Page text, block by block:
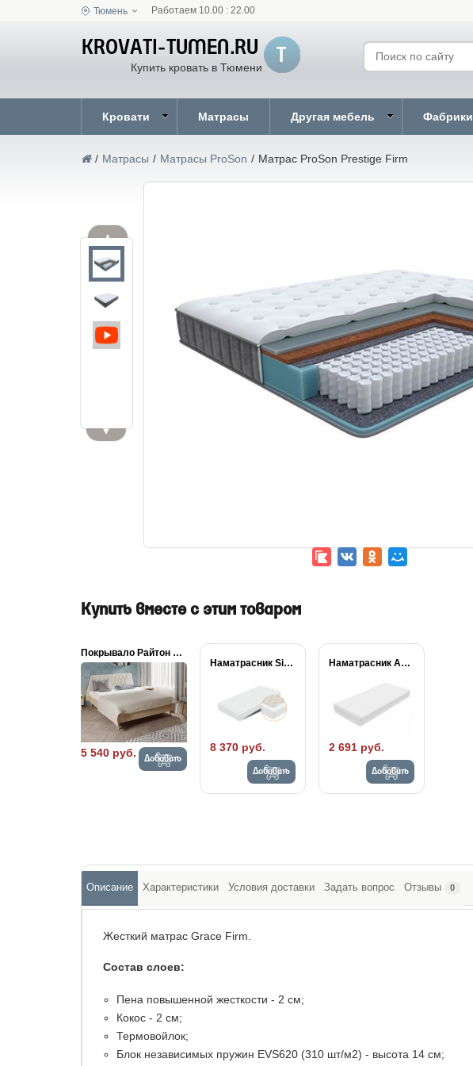
Тюмень Работаем 10.00 : 22.00
Купить кровать в Тюмени
Кровати Матрасы Другая мебель Фабрики
/ Матрасы / Матрасы ProSon / Матрас ProSon Prestige Firm
▲
▼
Купить вместе с этим товаром
Покрывало Райтон Lagom...
5 540 руб. Добавить
Наматрасник Simple Plus
8 370 руб.
Добавить
Наматрасник Aqua Stop...
2 691 руб.
Добавить
Описание Характеристики Условия доставки Задать вопрос Отзывы 0
Жесткий матрас Grace Firm.
Состав слоев:
Пена повышенной жесткости - 2 см;
Кокос - 2 см;
Термовойлок;
Блок независимых пружин EVS620 (310 шт/м2) - высота 14 см;